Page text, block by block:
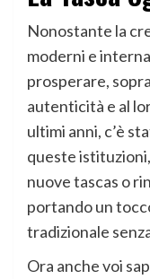
Nonostante la
moderni e
prosperare,
autenticità e al
ultimi anni, c’è
queste
nuove tascas o
portando un
tradizionale
Ora anche voi